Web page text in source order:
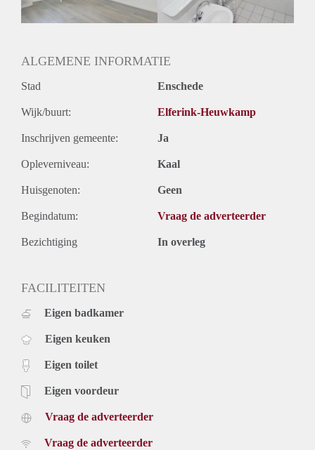
ALGEMENE INFORMATIE
Stad Enschede
Wijk/buurt: Elferink-Heuwkamp
Inschrijven gemeente: Ja
Opleverniveau: Kaal
Huisgenoten: Geen
Begindatum: Vraag de adverteerder
Bezichtiging In overleg
FACILITEITEN
Eigen badkamer
Eigen keuken
Eigen toilet
Eigen voordeur
Vraag de adverteerder
Vraag de adverteerder